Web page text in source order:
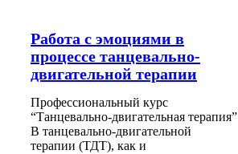
Работа с эмоциями в
процессе танцевально-
двигательной терапии
Профессиональный курс
“Танцевально-двигательная терапия”
В танцевально-двигательной
терапии (ТДТ), как и